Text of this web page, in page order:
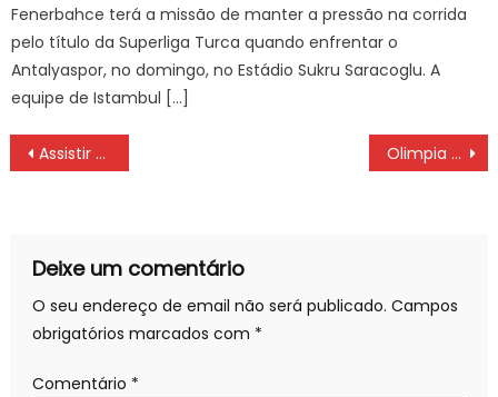
Fenerbahce terá a missão de manter a pressão na corrida
pelo título da Superliga Turca quando enfrentar o
Antalyaspor, no domingo, no Estádio Sukru Saracoglu. A
equipe de Istambul […]
Navegação
de
Assistir Vasco x Flamengo e AO VIVO com imagens, FINAL Campeonato Brasileiro Sub-17, QUINTA (12/08) às 15:30 hs Olimpia x Flamengo: ONDE ASSISTIR AO VIVO pela Libertadores da América 2021, QUARTA (11/08), NARRAÇÃO, PALPITES E RETROSPECTO
Deixe um comentário
O seu endereço de email não será publicado. Campos
obrigatórios marcados com *
Comentário *